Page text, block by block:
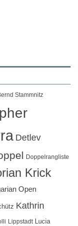
Stammnitz
Detlev
Doppelrangliste
Krick
Open
Kathrin
Lippstadt Lucia